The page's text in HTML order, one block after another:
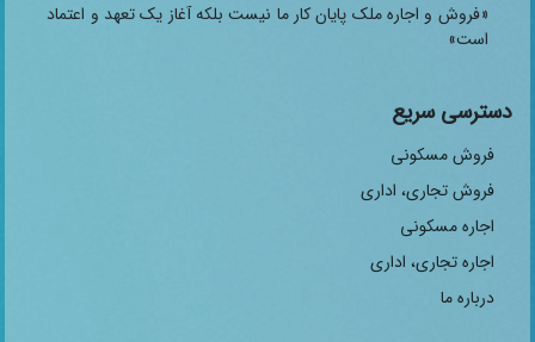
«فروش و اجاره ملک پایان کار ما نیست بلکه آغاز یک تعهد و اعتماد
است»
دسترسی سریع
فروش مسکونی
فروش تجاری، اداری
اجاره مسکونی
اجاره تجاری، اداری
درباره ما